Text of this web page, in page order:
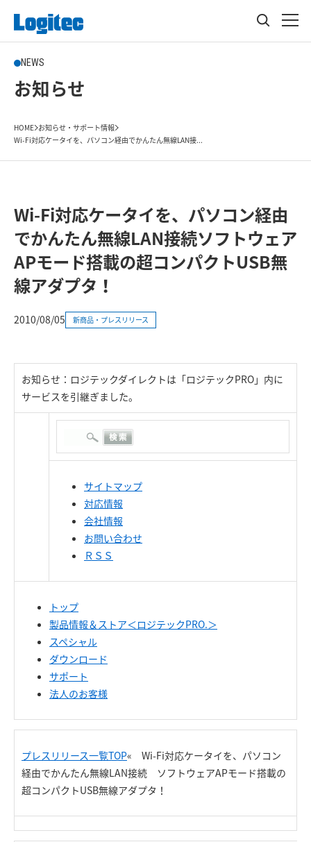
NEWS
お知らせ
HOME お知らせ・サポート情報
Wi-Fi対応ケータイを、パソコン経由でかんたん無線LAN接...
Wi-Fi対応ケータイを、パソコン経由
でかんたん無線LAN接続ソフトウェア
APモード搭載の超コンパクトUSB無
線アダプタ！
2010/08/05 新商品・プレスリリース
お知らせ：ロジテックダイレクトは「ロジテックPRO」内に
サービスを引継ぎました。
サイトマップ
対応情報
会社情報
お問い合わせ
ＲＳＳ
トップ
製品情報＆ストア＜ロジテックPRO.＞
スペシャル
ダウンロード
サポート
法人のお客様
プレスリリース一覧TOP« Wi-Fi対応ケータイを、パソコン
経由でかんたん無線LAN接続 ソフトウェアAPモード搭載の
超コンパクトUSB無線アダプタ！